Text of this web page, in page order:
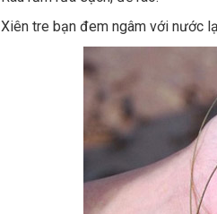
Xiên tre bạn đem ngâm với nước